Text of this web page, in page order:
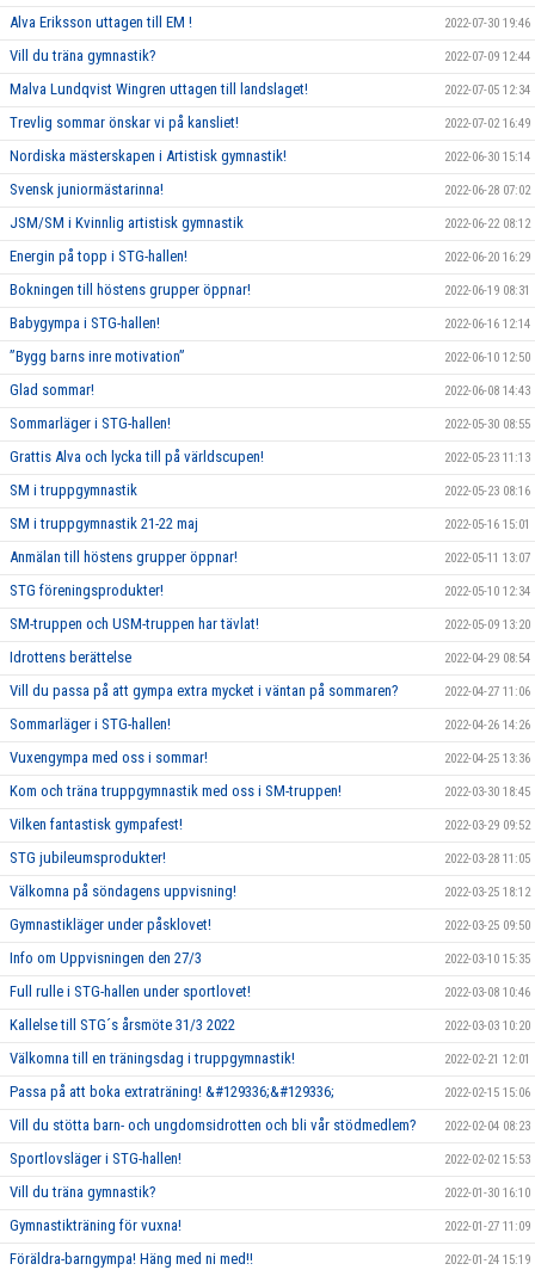
Alva Eriksson uttagen till EM ! 2022-07-30 19:46
Vill du träna gymnastik? 2022-07-09 12:44
Malva Lundqvist Wingren uttagen till landslaget! 2022-07-05 12:34
Trevlig sommar önskar vi på kansliet! 2022-07-02 16:49
Nordiska mästerskapen i Artistisk gymnastik! 2022-06-30 15:14
Svensk juniormästarinna! 2022-06-28 07:02
JSM/SM i Kvinnlig artistisk gymnastik 2022-06-22 08:12
Energin på topp i STG-hallen! 2022-06-20 16:29
Bokningen till höstens grupper öppnar! 2022-06-19 08:31
Babygympa i STG-hallen! 2022-06-16 12:14
”Bygg barns inre motivation” 2022-06-10 12:50
Glad sommar! 2022-06-08 14:43
Sommarläger i STG-hallen! 2022-05-30 08:55
Grattis Alva och lycka till på världscupen! 2022-05-23 11:13
SM i truppgymnastik 2022-05-23 08:16
SM i truppgymnastik 21-22 maj 2022-05-16 15:01
Anmälan till höstens grupper öppnar! 2022-05-11 13:07
STG föreningsprodukter! 2022-05-10 12:34
SM-truppen och USM-truppen har tävlat! 2022-05-09 13:20
Idrottens berättelse 2022-04-29 08:54
Vill du passa på att gympa extra mycket i väntan på sommaren? 2022-04-27 11:06
Sommarläger i STG-hallen! 2022-04-26 14:26
Vuxengympa med oss i sommar! 2022-04-25 13:36
Kom och träna truppgymnastik med oss i SM-truppen! 2022-03-30 18:45
Vilken fantastisk gympafest! 2022-03-29 09:52
STG jubileumsprodukter! 2022-03-28 11:05
Välkomna på söndagens uppvisning! 2022-03-25 18:12
Gymnastikläger under påsklovet! 2022-03-25 09:50
Info om Uppvisningen den 27/3 2022-03-10 15:35
Full rulle i STG-hallen under sportlovet! 2022-03-08 10:46
Kallelse till STG´s årsmöte 31/3 2022 2022-03-03 10:20
Välkomna till en träningsdag i truppgymnastik! 2022-02-21 12:01
Passa på att boka extraträning! &#129336;&#129336; 2022-02-15 15:06
Vill du stötta barn- och ungdomsidrotten och bli vår stödmedlem? 2022-02-04 08:23
Sportlovsläger i STG-hallen! 2022-02-02 15:53
Vill du träna gymnastik? 2022-01-30 16:10
Gymnastikträning för vuxna! 2022-01-27 11:09
Föräldra-barngympa! Häng med ni med!! 2022-01-24 15:19